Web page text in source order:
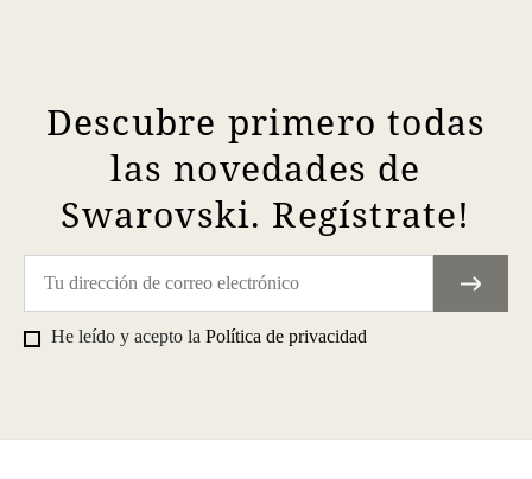
Descubre primero todas
las novedades de
Swarovski. Regístrate!
He leído y acepto la Política de privacidad